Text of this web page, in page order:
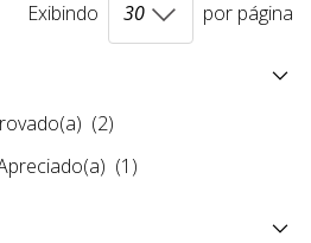
Exibindo por página
(2)
(1)